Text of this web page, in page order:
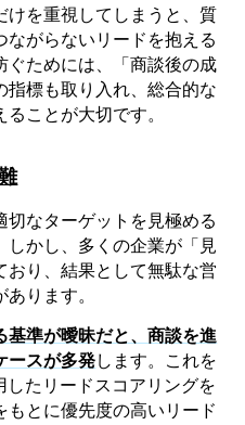
けを重視してしまうと、質
がらないリードを抱える
ぐためには、「商談後の成
指標も取り入れ、総合的な
ことが大切です。
切なターゲットを見極める
しかし、多くの企業が「見
おり、結果として無駄な営
ります。
基準が曖昧だと、商談を進
ースが多発します。これを
たリードスコアリングを
とに優先度の高いリード